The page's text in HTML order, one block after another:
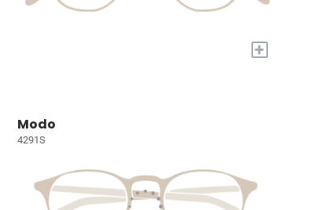
+
Modo
4291S